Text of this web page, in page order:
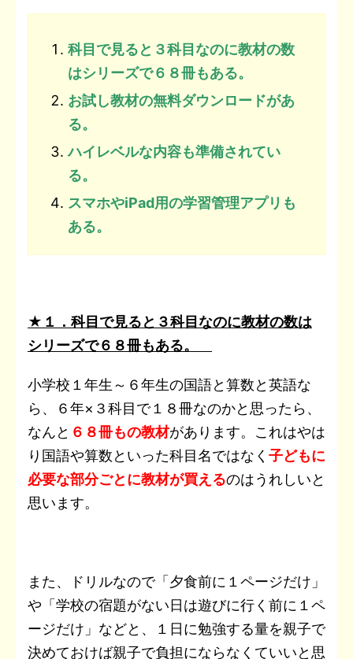
科目で見ると３科目なのに教材の数
はシリーズで６８冊もある。
お試し教材の無料ダウンロードがあ
る。
ハイレベルな内容も準備されてい
る。
スマホやiPad用の学習管理アプリも
ある。
★１．科目で見ると３科目なのに教材の数は
シリーズで６８冊もある。
小学校１年生～６年生の国語と算数と英語な
ら、６年×３科目で１８冊なのかと思ったら、
なんと ６８冊もの教材があります。これはやは
り国語や算数といった科目名ではなく 子どもに
必要な部分ごとに教材が買えるのはうれしいと
思います。
また、ドリルなので「夕食前に１ページだけ」
や「学校の宿題がない日は遊びに行く前に１ペ
ージだけ」などと、１日に勉強する量を親子で
決めておけば親子で負担にならなくていいと思